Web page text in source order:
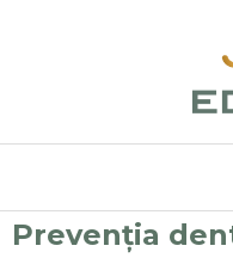
Prevenția